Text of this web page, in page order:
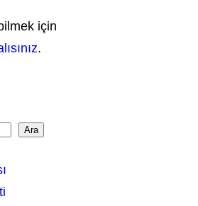
için
.
Ara